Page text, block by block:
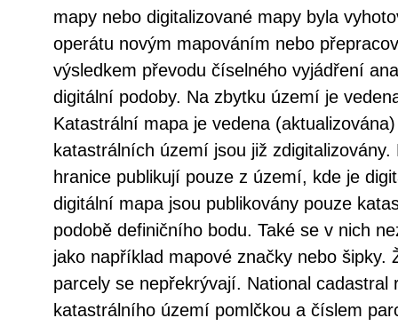
mapy nebo digitalizované mapy byla
operátu novým mapováním nebo
výsledkem převodu číselného vyjádření
digitální podoby. Na zbytku území je
Katastrální mapa je vedena
katastrálních území jsou již
hranice publikují pouze z území, kde je
digitální mapa jsou publikovány pouze
podobě definičního bodu. Také se v nich
jako například mapové značky nebo šipky.
parcely se nepřekrývají. National
katastrálního území pomlčkou a číslem